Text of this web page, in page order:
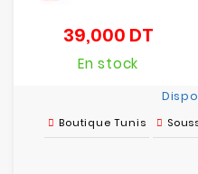
39,000 DTPrix
En stock
Boutique Tunis